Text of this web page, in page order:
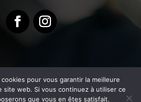
Cyril Électricité–Mentions
pour vous garantir la meilleure
site web. Si vous continuez à utiliser ce
que vous en êtes satisfait.